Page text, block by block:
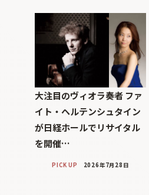
大注目のヴィオラ奏者 ファ
イト・ヘルテンシュタイン
が日経ホールでリサイタル
を開催…
PICK UP 2026年7月28日